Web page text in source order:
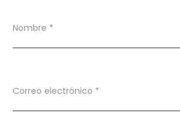
Nombre *
Correo electrónico *